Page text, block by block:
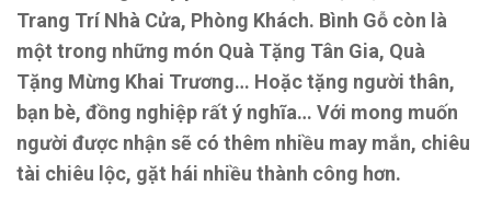
Trang Trí Nhà Cửa, Phòng Khách. Bình Gỗ còn là
một trong những món Quà Tặng Tân Gia, Quà
Tặng Mừng Khai Trương… Hoặc tặng người thân,
bạn bè, đồng nghiệp rất ý nghĩa… Với mong muốn
người được nhận sẽ có thêm nhiều may mắn, chiêu
tài chiêu lộc, gặt hái nhiều thành công hơn.